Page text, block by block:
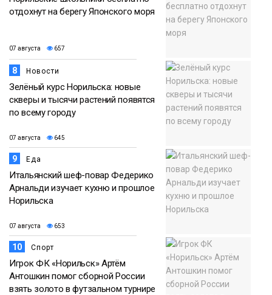
отдохнут на берегу Японского моря
07 августа 657
8 Новости
Зелёный курс Норильска: новые
скверы и тысячи растений появятся
по всему городу
07 августа 645
9 Еда
Итальянский шеф-повар Федерико
Арнальди изучает кухню и прошлое
Норильска
07 августа 653
10 Спорт
Игрок ФК «Норильск» Артём
Антошкин помог сборной России
взять золото в футзальном турнире